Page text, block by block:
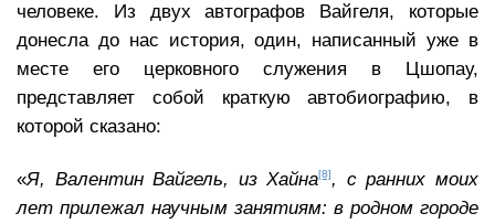
человеке. Из двух автографов Вайгеля, которые
донесла до нас история, один, написанный уже в
месте его церковного служения в Цшопау,
представляет собой краткую автобиографию, в
которой сказано:
«Я, Валентин Вайгель, из Хайна[8], с ранних моих
лет прилежал научным занятиям: в родном городе